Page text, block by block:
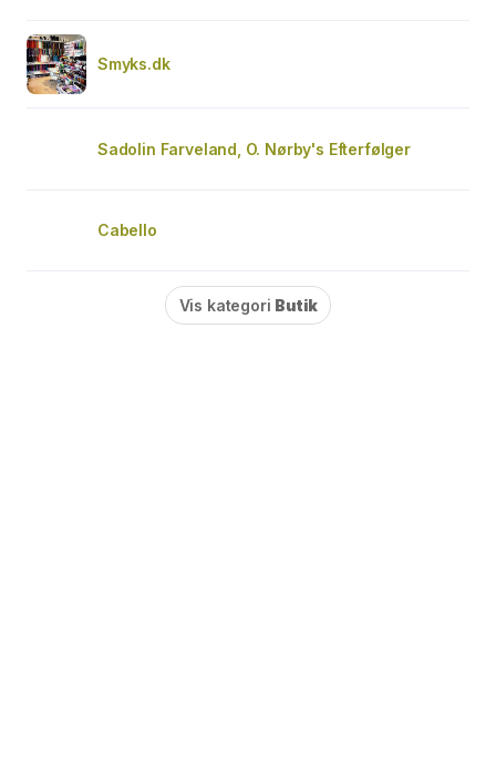
Smyks.dk
Sadolin Farveland, O. Nørby's Efterfølger
Cabello
Vis kategori Butik